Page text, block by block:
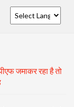
जमाकर रहा है तो